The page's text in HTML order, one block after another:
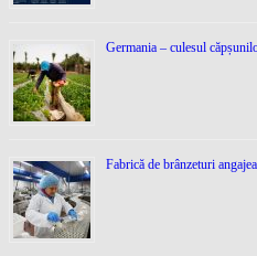
Germania – culesul
Fabrică de brânzeturi